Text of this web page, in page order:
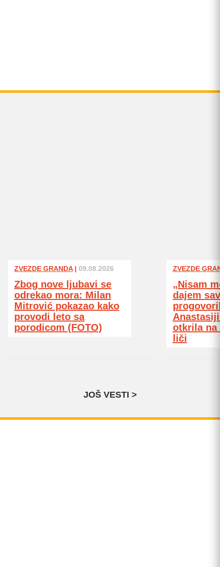
ZVEZDE GRANDA| 09.08.2026
Zbog nove ljubavi se
odrekao mora: Milan
Mitrović pokazao kako
provodi leto sa
porodicom (FOTO)
ZVEZDE
„Nisam
dajem
otkrila na
liči
JOŠ VESTI >